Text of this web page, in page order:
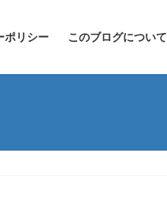
ポリシー このブログについて